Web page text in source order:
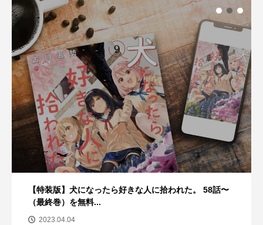
【特装版】犬になったら好きな人に拾われた。 58話〜
（最終巻）を無料...
2023.04.04